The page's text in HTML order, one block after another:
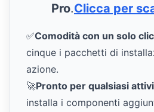
Pro.Clicca per
✅Comodità con un solo clic
cinque i pacchetti di
azione.
🚀Pronto per qualsiasi
installa i componenti